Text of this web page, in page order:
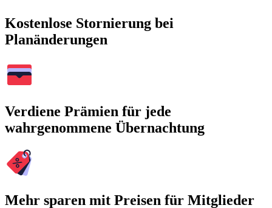
Kostenlose Stornierung bei
Planänderungen
Verdiene Prämien für jede
wahrgenommene Übernachtung
Mehr sparen mit Preisen für Mitglieder